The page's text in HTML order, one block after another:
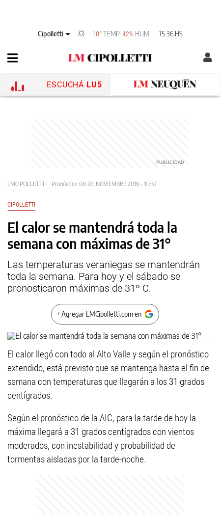
Cipolletti 10° TEMP 42% HUM 15:36 HS
ESCUCHÁ LU5
LMCIPOLLETTI Pronóstico 08 DE NOVIEMBRE 2016 - 10:57
CIPOLLETTI
El calor se mantendrá toda la
semana con máximas de 31°
Las temperaturas veraniegas se mantendrán
toda la semana. Para hoy y el sábado se
pronosticaron máximas de 31º C.
+ Agregar LMCipolletti.com en
El calor llegó con todo al Alto Valle y según el pronóstico
extendido, está previsto que se mantenga hasta el fin de
semana con temperaturas que llegarán a los 31 grados
centígrados.
Según el pronóstico de la AIC, para la tarde de hoy la
máxima llegará a 31 grados centígrados con vientos
moderados, con inestabilidad y probabilidad de
tormentas aisladas por la tarde-noche.